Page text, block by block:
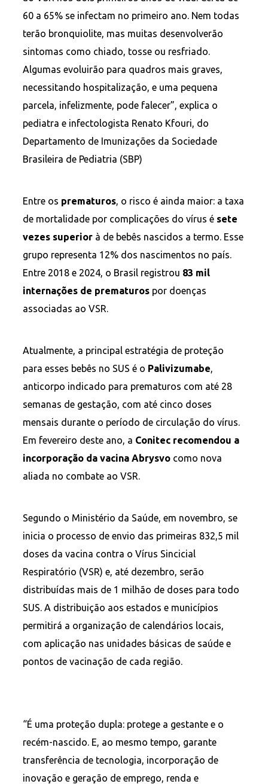
60 a 65% se infectam no primeiro ano. Nem todas
terão bronquiolite, mas muitas desenvolverão
sintomas como chiado, tosse ou resfriado.
Algumas evoluirão para quadros mais graves,
necessitando hospitalização, e uma pequena
parcela, infelizmente, pode falecer”, explica o
pediatra e infectologista Renato Kfouri, do
Departamento de Imunizações da Sociedade
Brasileira de Pediatria (SBP)
Entre os prematuros , o risco é ainda maior: a taxa
de mortalidade por complicações do vírus é sete
vezes superior à de bebês nascidos a termo. Esse
grupo representa 12% dos nascimentos no país.
Entre 2018 e 2024, o Brasil registrou 83 mil
internações de prematuros por doenças
associadas ao VSR.
Atualmente, a principal estratégia de proteção
para esses bebês no SUS é o Palivizumabe
anticorpo indicado para prematuros com até 28
semanas de gestação, com até cinco doses
mensais durante o período de circulação do vírus.
Em fevereiro deste ano, a Conitec recomendou a
incorporação da vacina Abrysvo como nova
aliada no combate ao VSR.
Segundo o Ministério da Saúde, em novembro, se
inicia o processo de envio das primeiras 832,5 mil
doses da vacina contra o Vírus Sincicial
Respiratório (VSR) e, até dezembro, serão
distribuídas mais de 1 milhão de doses para todo
SUS. A distribuição aos estados e municípios
permitirá a organização de calendários locais,
com aplicação nas unidades básicas de saúde e
pontos de vacinação de cada região.
“É uma proteção dupla: protege a gestante e o
recém-nascido. E, ao mesmo tempo, garante
transferência de tecnologia, incorporação de
inovação e geração de emprego, renda e